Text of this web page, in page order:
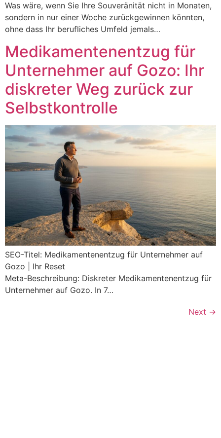
Was wäre, wenn Sie Ihre Souveränität nicht in Monaten,
sondern in nur einer Woche zurückgewinnen könnten,
ohne dass Ihr berufliches Umfeld jemals…
Medikamentenentzug für
Unternehmer auf Gozo: Ihr
diskreter Weg zurück zur
Selbstkontrolle
SEO-Titel: Medikamentenentzug für Unternehmer auf
Gozo | Ihr Reset
Meta-Beschreibung: Diskreter Medikamentenentzug für
Unternehmer auf Gozo. In 7…
Next →